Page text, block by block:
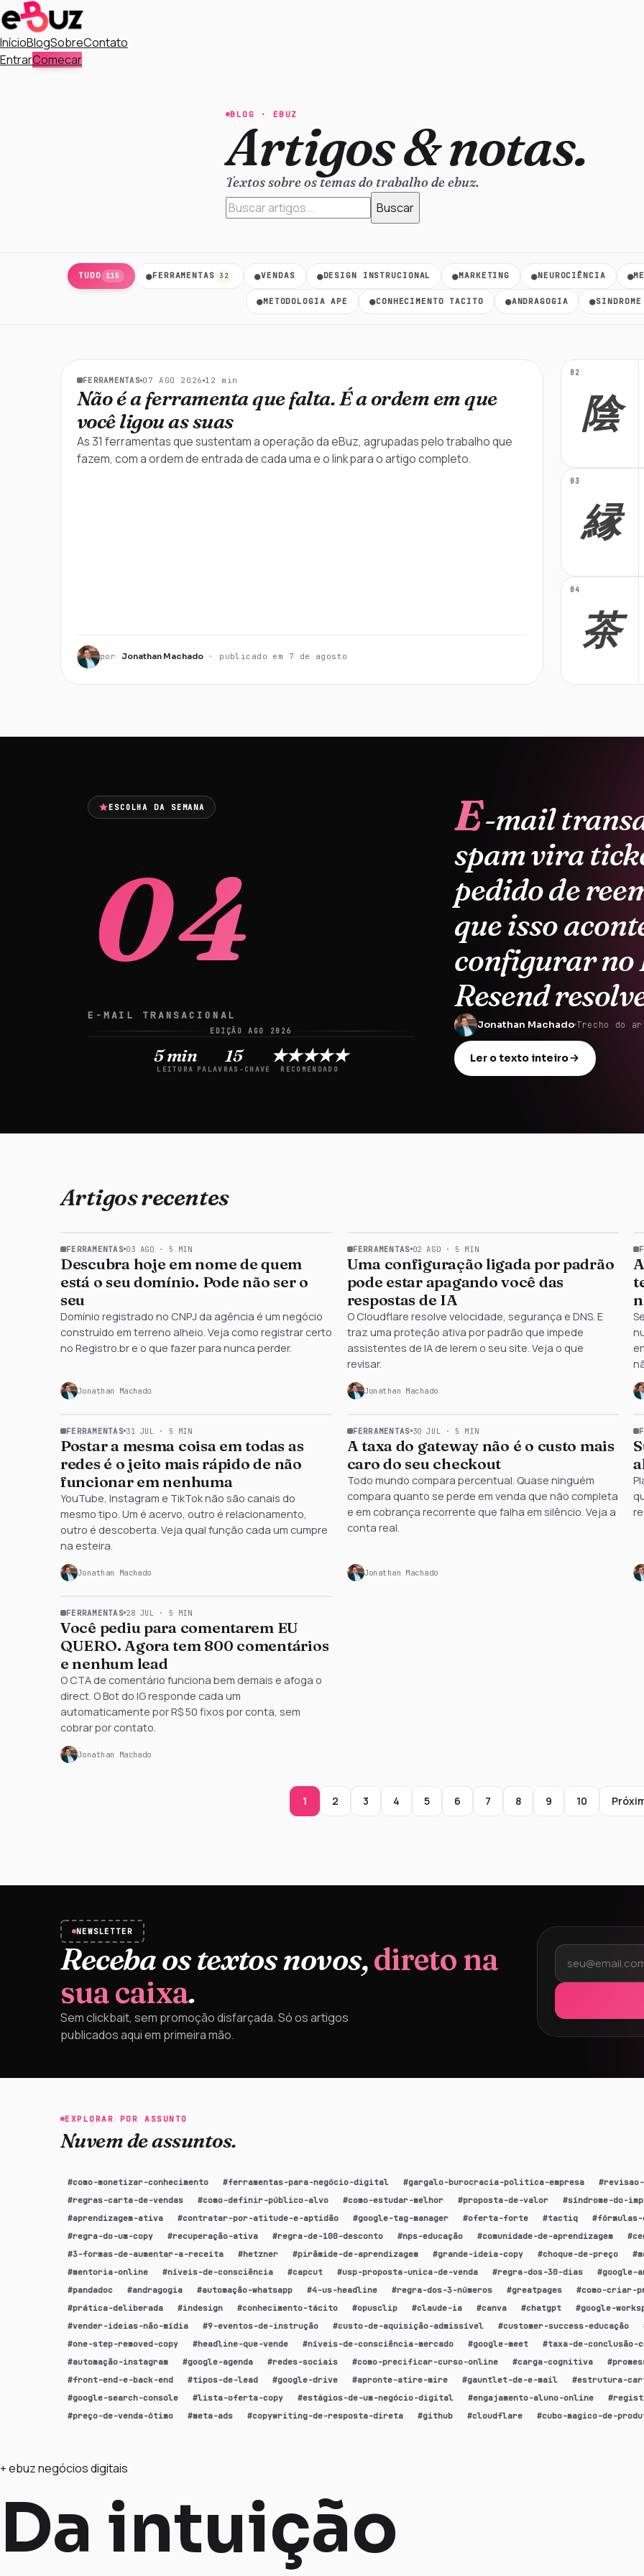
InícioBlogSobreContato
EntrarComecar
BLOG · EBUZ
Artigos & notas.
Textos sobre os temas do trabalho de ebuz.
Buscar
TUDO 115 ●FERRAMENTAS 32 ●VENDAS ●DESIGN INSTRUCIONAL ●MARKETING ●NEUROCIÊNCIA ●
●METODOLOGIA APE ●CONHECIMENTO TACITO ●ANDRAGOGIA ●
Em destaque
気
FERRAMENTAS 07 AGO 2026 12 min
Não é a ferramenta que falta. É a ordem em que
você ligou as suas
As 31 ferramentas que sustentam a operação da eBuz, agrupadas pelo trabalho que
fazem, com a ordem de entrada de cada uma e o link para o artigo completo.
por Jonathan Machado· publicado em 7 de agosto
02
陰
03
縁
04
茶
ESCOLHA DA SEMANA
04
E-MAIL TRANSACIONAL
EDIÇÃOAGO 2026
5min
LEITURA
15
PALAVRAS-CHAVE
★★★★★
RECOMENDADO
E-mail
spam vira
pedido de
que isso
configurar no
Resend
Jonathan Machado Trecho do
Ler o texto inteiro
Artigos recentes
FERRAMENTAS 03 AGO · 5 MIN
Descubra hoje em nome de quem
está o seu domínio. Pode não ser o
seu
Domínio registrado no CNPJ da agência é um negócio
construído em terreno alheio. Veja como registrar certo
no Registro.br e o que fazer para nunca perder.
Jonathan Machado
FERRAMENTAS 02 AGO · 5 MIN
Uma configuração ligada por padrão
pode estar apagando você das
respostas de IA
O Cloudflare resolve velocidade, segurança e DNS. E
traz uma proteção ativa por padrão que impede
assistentes de IA de lerem o seu site. Veja o que
revisar.
Jonathan Machado
縁
FERRAMENTAS 31 JUL · 5 MIN
Postar a mesma coisa em todas as
redes é o jeito mais rápido de não
funcionar em nenhuma
YouTube, Instagram e TikTok não são canais do
mesmo tipo. Um é acervo, outro é relacionamento,
outro é descoberta. Veja qual função cada um cumpre
na esteira.
Jonathan Machado
茶
FERRAMENTAS 30 JUL · 5 MIN
A taxa do gateway não é o custo mais
caro do seu checkout
Todo mundo compara percentual. Quase ninguém
compara quanto se perde em venda que não completa
e em cobrança recorrente que falha em silêncio. Veja a
conta real.
Jonathan Machado
水
FERRAMENTAS 28 JUL · 5 MIN
Você pediu para comentarem EU
QUERO. Agora tem 800 comentários
e nenhum lead
O CTA de comentário funciona bem demais e afoga o
direct. O Bot do IG responde cada um
automaticamente por R$ 50 fixos por conta, sem
cobrar por contato.
Jonathan Machado
1 2 3 4 5 6 7 8 9 10
NEWSLETTER
Receba os textos novos,direto na
sua caixa.
Sem clickbait, sem promoção disfarçada. Só os artigos
publicados aqui em primeira mão.
EXPLORAR POR ASSUNTO
Nuvem de assuntos.
#como-monetizar-conhecimento #ferramentas-para-negócio-digital #gargalo-burocracia-politica-empresa #revisao-
#regras-carta-de-vendas #como-definir-público-alvo #como-estudar-melhor #proposta-de-valor #síndrome-do-
#aprendizagem-ativa #contratar-por-atitude-e-aptidão #google-tag-manager #oferta-forte #tactiq #
#regra-do-um-copy #recuperação-ativa #regra-de-100-desconto #nps-educação #comunidade-de-aprendizagem #
#3-formas-de-aumentar-a-receita #hetzner #pirâmide-de-aprendizagem #grande-ideia-copy #choque-de-preço #
#mentoria-online #níveis-de-consciência #capcut #usp-proposta-unica-de-venda #regra-dos-30-dias #google-
#pandadoc #andragogia #automação-whatsapp #4-us-headline #regra-dos-3-números #greatpages #como-criar-
#prática-deliberada #indesign #conhecimento-tácito #opusclip #claude-ia #canva #chatgpt #google-
#vender-ideias-não-mídia #9-eventos-de-instrução #custo-de-aquisição-admissível #customer-success-educação
#one-step-removed-copy #headline-que-vende #níveis-de-consciência-mercado #google-meet #taxa-de-conclusão-
#automação-instagram #google-agenda #redes-sociais #como-precificar-curso-online #carga-cognitiva #
#front-end-e-back-end #tipos-de-lead #google-drive #apronte-atire-mire #gauntlet-de-e-mail #estrutura-
#google-search-console #lista-oferta-copy #estágios-de-um-negócio-digital #engajamento-aluno-online #
#preço-de-venda-ótimo #meta-ads #copywriting-de-resposta-direta #github #cloudflare #cubo-magico-de-
+ ebuz negócios digitais
Da intuição